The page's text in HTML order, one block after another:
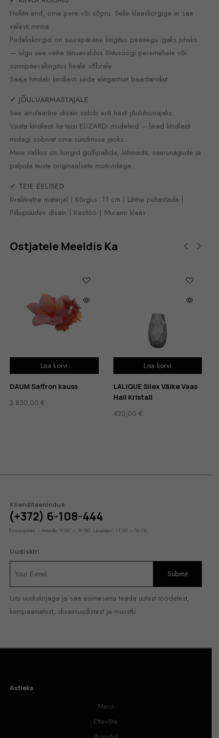
Hellita end, oma pere või sõpru. Selle klaaskorgiga ei saa
valesti minna.
Pudeliskorgid on suurepärane kingitus peaaegu igaks juhuks
— olgu see väike tänuavaldus õhtusöögi peremehele või
sünnipäevakingitus heale sõbrale.
Saaja hindab kindlasti seda elegantset baaritarvikut.
✔ JÕULUARMASTAJALE
See ainulaadne disain sobib eriti hästi jõuluhooajaks.
Vaata kindlasti ka teisi EDZARDi mudeleid – leiad kindlasti
midagi sobivat oma sündmuse jaoks.
Meie valikus on korgid golfipallide, lehmade, naerunägude ja
paljude teiste originaalsete motiividega…
✔ TEIE EELISED
Kvaliteetne materjal | Kõrgus: 11 cm | Lihtne puhastada |
Pilkupüüdev disain | Käsitöö | Murano klaas
Ostjatele Meeldis Ka
Lisa korvi
DAUM Saffron kauss
3 850,00 €
Lisa korvi
LALIQUE Silex Väike Vaas
Hall Kristall
420,00 €
Klienditeenindus
(+372) 6-108-444
Esmaspäev – Reede: 9:00 – 19:00, Laupäev: 11:00 – 16:00
Uudiskiri
Liitu uudiskirjaga ja saa esimesena teada uutest toodetest,
kampaaniatest, disainiuudistest ja muustki.
Astieks
Meist
Ettevõte